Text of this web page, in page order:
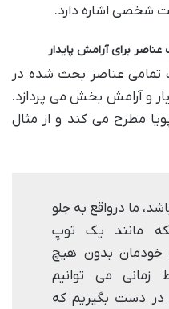
اشاره دارد.
تمامی عناصر بحث شده در
و آرامش بخش می پردازد.
مطرح می کند و از مثال
ما درواقع به جلو
مانند یک توپِ
خودمان بدون هیچ
می توانیم
در دست بگیریم که